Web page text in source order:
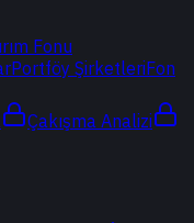
Fonu
Portföy ŞirketleriFon
Çakışma Analizi